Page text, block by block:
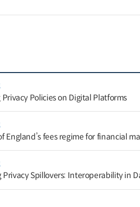
Privacy Policies on Digital Platforms
England’s fees regime for financial
Privacy Spillovers: Interoperability in